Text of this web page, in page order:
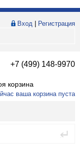
Вход
Регистрация
+7 (499) 148-9970
корзина
ваша корзина пуста